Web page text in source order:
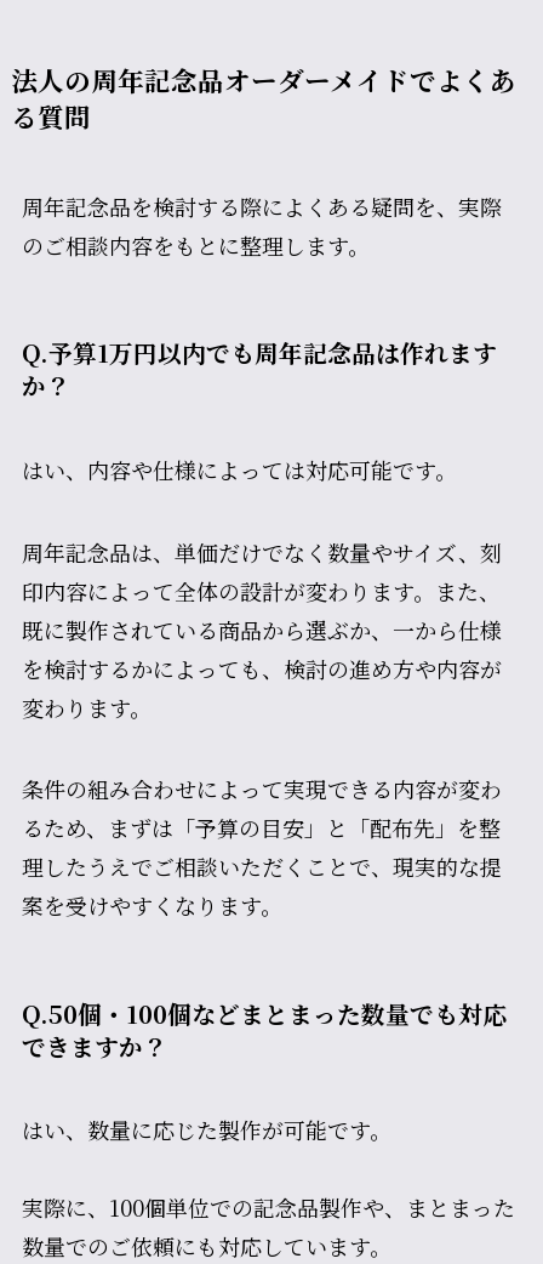
法人の周年記念品オーダーメイドでよくあ
る質問
周年記念品を検討する際によくある疑問を、実際
のご相談内容をもとに整理します。
Q.予算1万円以内でも周年記念品は作れます
か？
はい、内容や仕様によっては対応可能です。
周年記念品は、単価だけでなく数量やサイズ、刻
印内容によって全体の設計が変わります。また、
既に製作されている商品から選ぶか、一から仕様
を検討するかによっても、検討の進め方や内容が
変わります。
条件の組み合わせによって実現できる内容が変わ
るため、まずは「予算の目安」と「配布先」を整
理したうえでご相談いただくことで、現実的な提
案を受けやすくなります。
Q.50個・100個などまとまった数量でも対応
できますか？
はい、数量に応じた製作が可能です。
実際に、100個単位での記念品製作や、まとまった
数量でのご依頼にも対応しています。